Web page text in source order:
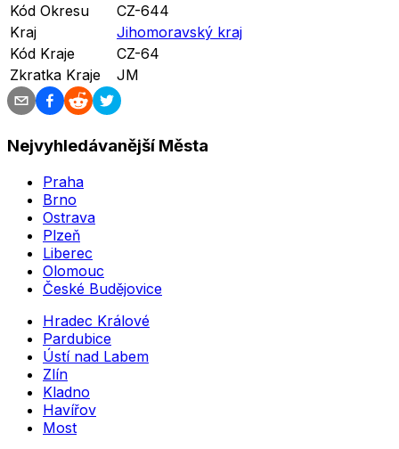
Kód Okresu
CZ-644
Kraj
Jihomoravský kraj
Kód Kraje
CZ-64
Zkratka Kraje
JM
Nejvyhledávanější Města
Praha
Brno
Ostrava
Plzeň
Liberec
Olomouc
České Budějovice
Hradec Králové
Pardubice
Ústí nad Labem
Zlín
Kladno
Havířov
Most